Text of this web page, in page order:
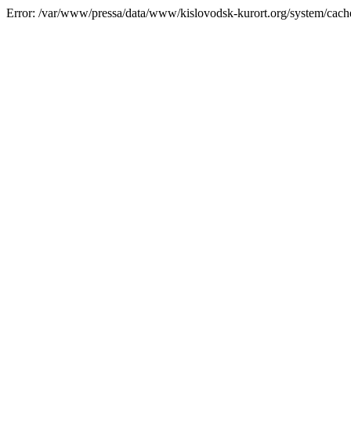
Error: /var/www/pressa/data/www/kislovodsk-kurort.org/system/